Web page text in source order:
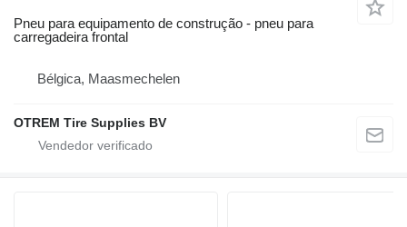
Pneu para equipamento de construção - pneu para
carregadeira frontal
Bélgica, Maasmechelen
OTREM Tire Supplies BV